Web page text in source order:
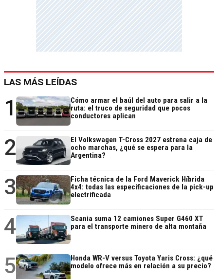
LAS MÁS LEÍDAS
1
Cómo armar el baúl del auto para salir a la
ruta: el truco de seguridad que pocos
conductores aplican
2
El Volkswagen T-Cross 2027 estrena caja de
ocho marchas, ¿qué se espera para la
Argentina?
3
Ficha técnica de la Ford Maverick Híbrida
4x4: todas las especificaciones de la pick-up
electrificada
4
Scania suma 12 camiones Super G460 XT
para el transporte minero de alta montaña
5
Honda WR-V versus Toyota Yaris Cross: ¿qué
modelo ofrece más en relación a su precio?